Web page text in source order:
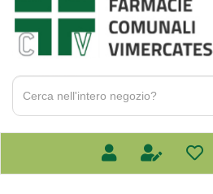
Cerca
Prodotto